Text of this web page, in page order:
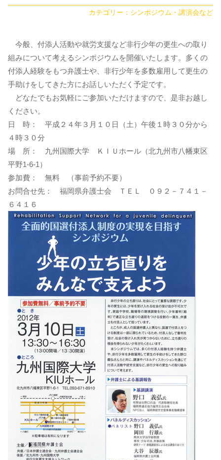
カテゴリー： シンポジウム・講演会など
今般、付添人活動や就労支援など非行少年の更生への取り
組みについて考えるシンポジウムを開催いたします。多くの
付添人経験をもつ弁護士や、非行少年を多数雇用して更生の
手助けをしてきた方にお話しいただく予定です。
どなたでもお気軽にご参加いただけますので、是非お越し
ください。
日 時： 平成２４年３月１０日（土）午後１時３０分から
４時３０分
場 所： 九州国際大学 ＫＩＵホール（北九州市八幡東区
平野1-6-1）
参加費： 無料 （事前予約不要）
お問合せ先： 福岡県弁護士会 ＴＥＬ ０９２－７４１－
６４１６